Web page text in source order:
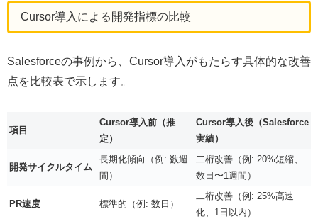
Cursor導入による開発指標の比較
Salesforceの事例から、Cursor導入がもたらす具体的な改善
点を比較表で示します。
項目
Cursor導入前（推
定）
Cursor導入後（Salesforce
実績）
開発サイクルタイム
長期化傾向（例: 数週
間）
二桁改善（例: 20%短縮、
数日〜1週間）
PR速度 標準的（例: 数日）
二桁改善（例: 25%高速
化、1日以内）